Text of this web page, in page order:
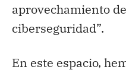
aprovechamiento
ciberseguridad”.
En este espacio,